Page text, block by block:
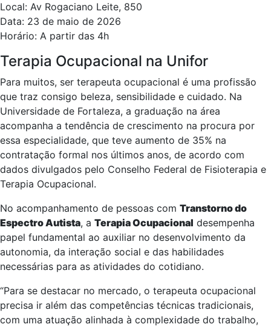
Local: Av Rogaciano Leite, 850
Data: 23 de maio de 2026
Horário: A partir das 4h
Terapia Ocupacional na Unifor
Para muitos, ser terapeuta ocupacional é uma profissão
que traz consigo beleza, sensibilidade e cuidado. Na
Universidade de Fortaleza, a graduação na área
acompanha a tendência de crescimento na procura por
essa especialidade, que teve aumento de 35% na
contratação formal nos últimos anos, de acordo com
dados divulgados pelo Conselho Federal de Fisioterapia e
Terapia Ocupacional.
No acompanhamento de pessoas com Transtorno do
Espectro Autista, a Terapia Ocupacional desempenha
papel fundamental ao auxiliar no desenvolvimento da
autonomia, da interação social e das habilidades
necessárias para as atividades do cotidiano.
“Para se destacar no mercado, o terapeuta ocupacional
precisa ir além das competências técnicas tradicionais,
com uma atuação alinhada à complexidade do trabalho,